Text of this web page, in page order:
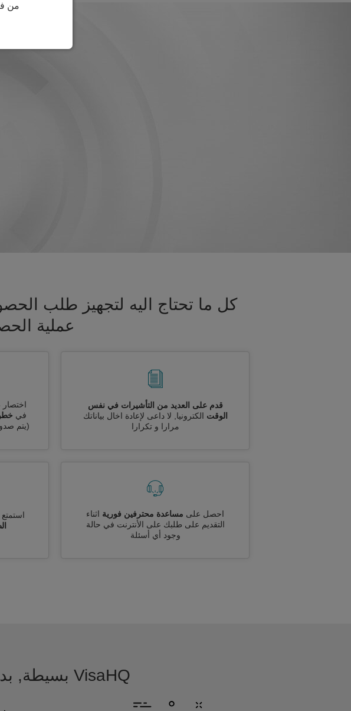
كل ما تحتاج اليه لتجهيز طلب
عملية
قدم على العديد من التأشيرات في نفس
الوقت الكترونيا, لا داعى لإعادة اخال بياناتك
مرارا و تكرارا
اختصار
في
(يتم
احصل على مساعدة محترفين فورية اثناء
التقديم على طلبك على الأنترنت في حالة
وجود أي أسئلة
VisaHQ بسيطة, بديهية و مفصلة خصيصا للمسافرين
من